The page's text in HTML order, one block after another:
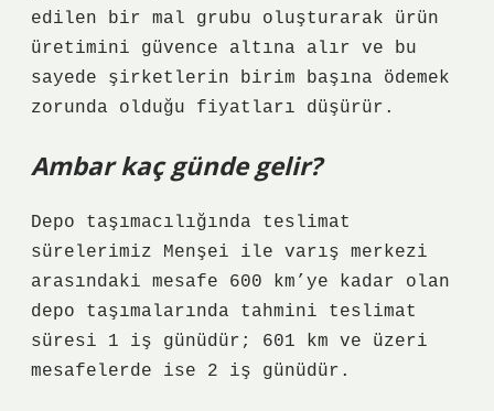
edilen bir mal grubu oluşturarak ürün
üretimini güvence altına alır ve bu
sayede şirketlerin birim başına ödemek
zorunda olduğu fiyatları düşürür.
Ambar kaç günde gelir?
Depo taşımacılığında teslimat
sürelerimiz Menşei ile varış merkezi
arasındaki mesafe 600 km’ye kadar olan
depo taşımalarında tahmini teslimat
süresi 1 iş günüdür; 601 km ve üzeri
mesafelerde ise 2 iş günüdür.